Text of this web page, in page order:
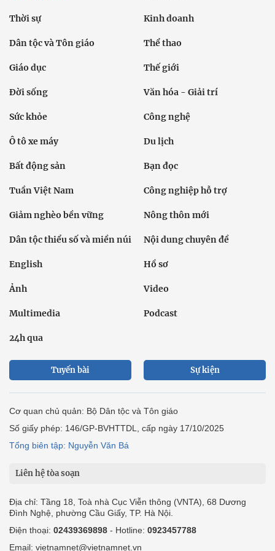
Thời sự Kinh doanh
Dân tộc và Tôn giáo Thể thao
Giáo dục Thế giới
Đời sống Văn hóa - Giải trí
Sức khỏe Công nghệ
Ô tô xe máy Du lịch
Bất động sản Bạn đọc
Tuần Việt Nam Công nghiệp hỗ trợ
Giảm nghèo bền vững Nông thôn mới
Dân tộc thiểu số và miền núi Nội dung chuyên đề
English Hồ sơ
Ảnh Video
Multimedia Podcast
24h qua
Tuyến bài Sự kiện
Cơ quan chủ quản: Bộ Dân tộc và Tôn giáo
Số giấy phép: 146/GP-BVHTTDL, cấp ngày 17/10/2025
Tổng biên tập: Nguyễn Văn Bá
Liên hệ tòa soạn
Địa chỉ: Tầng 18, Toà nhà Cục Viễn thông (VNTA), 68 Dương
Đình Nghệ, phường Cầu Giấy, TP. Hà Nội.
Điện thoại: 02439369898 - Hotline: 0923457788
Email: vietnamnet@vietnamnet.vn